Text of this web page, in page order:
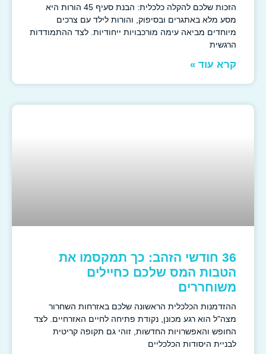
הזכות שלכם להקלה כלכלית: הבנת סעיף 45 הורות היא
מסע מלא באתגרים ובסיפוק, והורות לילד עם צרכים
מיוחדים מביאה עימה מורכבויות ייחודיות. לצד ההתמודדות
הרגשית
קרא עוד »
36 חודשי הזהב: כך תמקסמו את
הטבות המס שלכם כחיילים
משוחררים
ההזדמנות הכלכלית הראשונה שלכם באזרחות השחרור
מצה"ל הוא רגע מכונן, נקודת פתיחה לחיים האזרחיים. לצד
החופש והאפשרויות החדשות, זוהי גם תקופה קריטית
לבניית היסודות הכלכליים